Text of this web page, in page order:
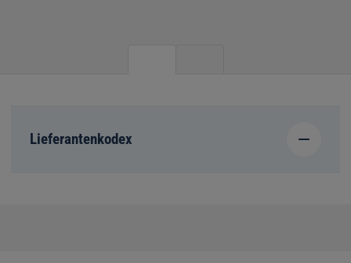
Lieferantenkodex